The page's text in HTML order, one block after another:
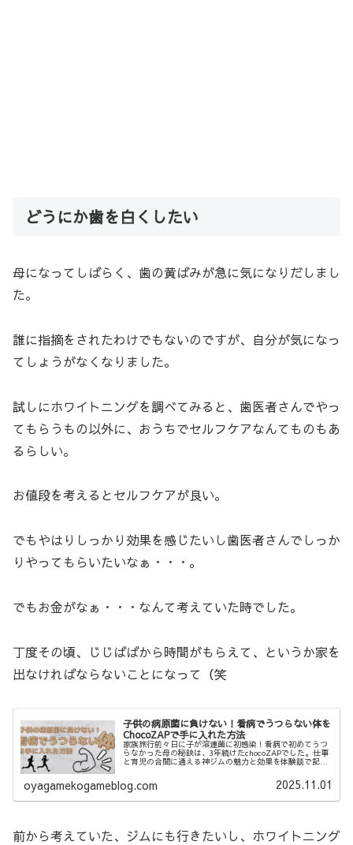
どうにか歯を白くしたい
母になってしばらく、歯の黄ばみが急に気になりだしまし
た。
誰に指摘をされたわけでもないのですが、自分が気になっ
てしょうがなくなりました。
試しにホワイトニングを調べてみると、歯医者さんでやっ
てもらうもの以外に、おうちでセルフケアなんてものもあ
るらしい。
お値段を考えるとセルフケアが良い。
でもやはりしっかり効果を感じたいし歯医者さんでしっか
りやってもらいたいなぁ・・・。
でもお金がなぁ・・・なんて考えていた時でした。
丁度その頃、じじばばから時間がもらえて、というか家を
出なければならないことになって（笑
子供の病原菌に負けない！看病でうつらない体を
ChocoZAPで手に入れた方法
家族旅行前々日に子が溶連菌に初感染！看病で初めてうつ
らなかった母の秘訣は、3年続けたchocoZAPでした。仕事
と育児の合間に通える神ジムの魅力と効果を体験談で記し
oyagamekogameblog.com 2025.11.01
前から考えていた、ジムにも行きたいし、ホワイトニング